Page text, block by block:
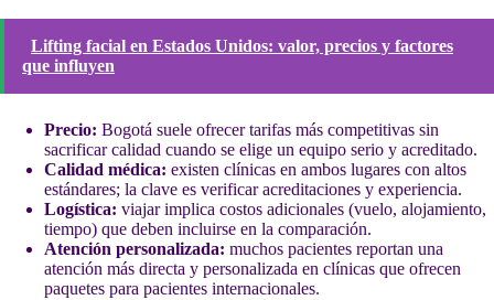
Lifting facial en Estados Unidos: valor, precios y factores
que influyen
Precio: Bogotá suele ofrecer tarifas más competitivas sin
sacrificar calidad cuando se elige un equipo serio y acreditado.
Calidad médica: existen clínicas en ambos lugares con altos
estándares; la clave es verificar acreditaciones y experiencia.
Logística: viajar implica costos adicionales (vuelo, alojamiento,
tiempo) que deben incluirse en la comparación.
Atención personalizada: muchos pacientes reportan una
atención más directa y personalizada en clínicas que ofrecen
paquetes para pacientes internacionales.